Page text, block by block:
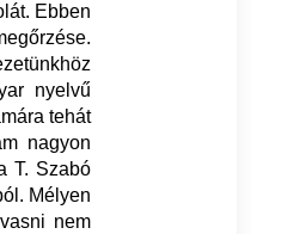
Ebben
nyelvű
tehát
nagyon
T. Szabó
Mélyen
nem